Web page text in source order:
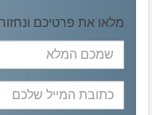
מלאו את פרטיכם
שמכם
המלא
כתובת
המייל